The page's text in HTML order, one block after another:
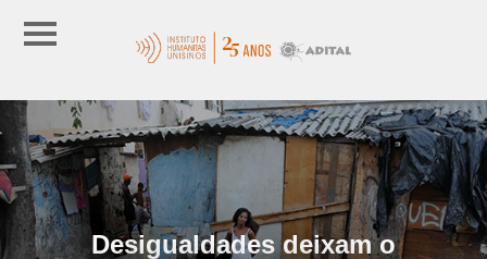
Desigualdades deixam o